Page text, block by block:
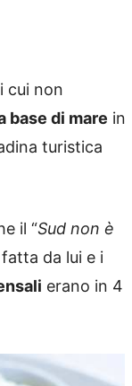
cui non
base di mare in
turistica
il “Sud non è
da lui e i
erano in 4